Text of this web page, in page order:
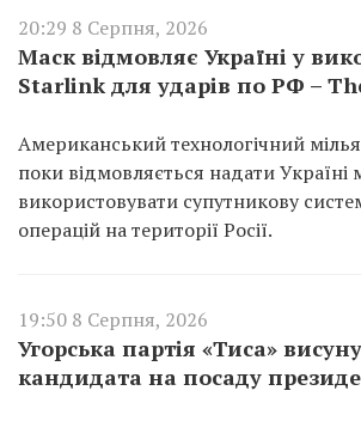
20:29 8 Серпня, 2026
Маск відмовляє Україні у
Starlink для ударів по РФ –
Американський технологічний
поки відмовляється надати Україні
використовувати супутникову
операцій на території Росії.
19:50 8 Серпня, 2026
Угорська партія «Тиса»
кандидата на посаду